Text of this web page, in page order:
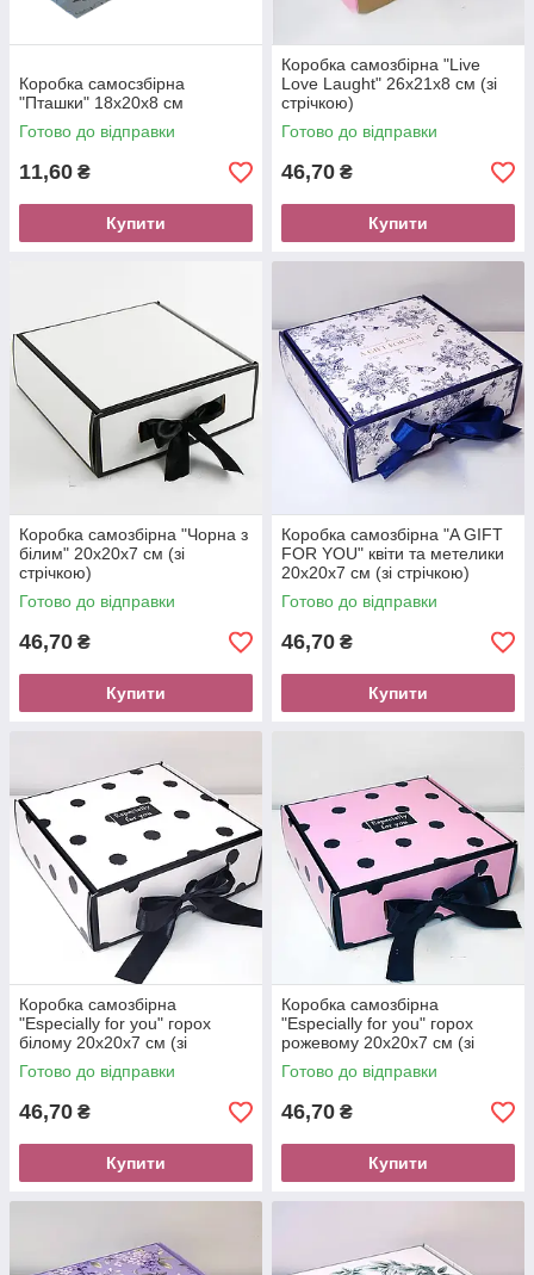
Коробка самосзбірна
"Пташки" 18х20х8 см
Готово до відправки
11,60 ₴
Купити
Коробка самозбірна "Live
Love Laught" 26х21х8 см (зі
стрічкою)
Готово до відправки
46,70 ₴
Купити
Коробка самозбірна "Чорна з
білим" 20х20х7 см (зі
стрічкою)
Готово до відправки
46,70 ₴
Купити
Коробка самозбірна "A GIFT
FOR YOU" квіти та метелики
20х20х7 см (зі стрічкою)
Готово до відправки
46,70 ₴
Купити
Коробка самозбірна
"Especially for you" горох
білому 20х20х7 см (зі
стрічкою)
Готово до відправки
46,70 ₴
Купити
Коробка самозбірна
"Especially for you" горох
рожевому 20х20х7 см (зі
стрічкою)
Готово до відправки
46,70 ₴
Купити